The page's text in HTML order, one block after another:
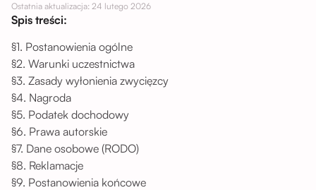
Ostatnia aktualizacja: 24 lutego 2026
Spis treści:
§1. Postanowienia ogólne
§2. Warunki uczestnictwa
§3. Zasady wyłonienia zwycięzcy
§4. Nagroda
§5. Podatek dochodowy
§6. Prawa autorskie
§7. Dane osobowe (RODO)
§8. Reklamacje
§9. Postanowienia końcowe